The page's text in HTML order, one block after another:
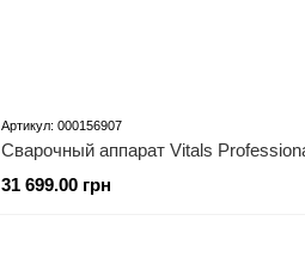
Артикул: 000156907
31 699.00 грн